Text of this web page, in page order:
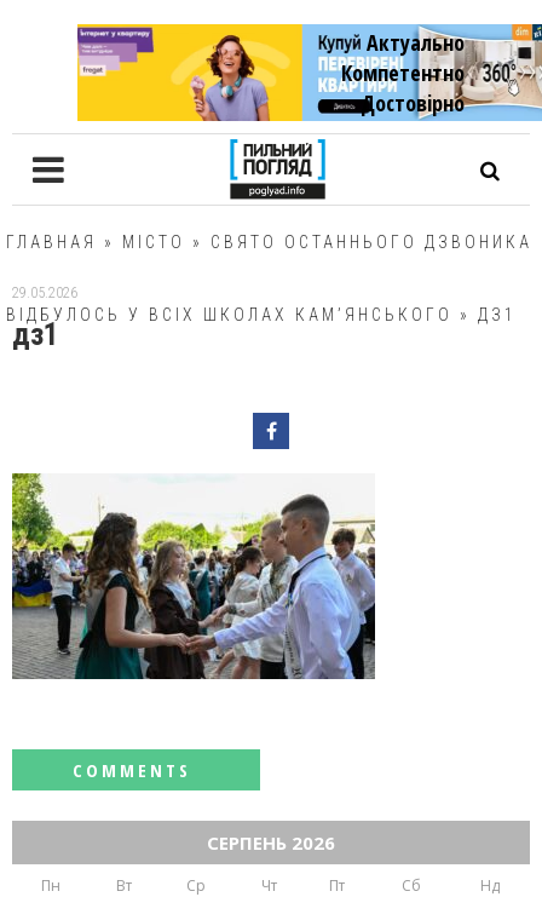
Актуально
Компетентно
Достовiрно
ГЛАВНАЯ » МІСТО » СВЯТО ОСТАННЬОГО ДЗВОНИКА
ВІДБУЛОСЬ У ВСІХ ШКОЛАХ КАМ’ЯНСЬКОГО » ДЗ1
29.05.2026
дз1
СЕРПЕНЬ 2026
Пн Вт Ср Чт Пт Сб Нд